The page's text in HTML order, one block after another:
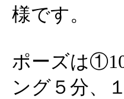
様です。
ポーズは
ング５分、